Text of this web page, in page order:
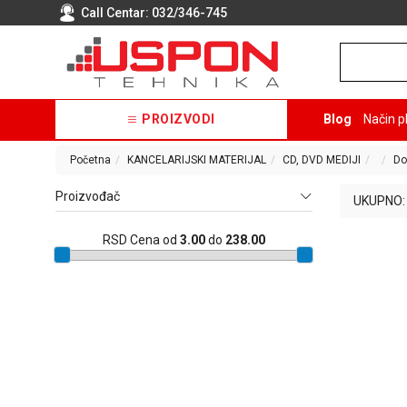
Call Centar: 032/346-745
PROIZVODI Blog Način
Početna KANCELARIJSKI MATERIJAL CD, DVD MEDIJI
Proizvođač
RSD Cena od 3.00do 238.00